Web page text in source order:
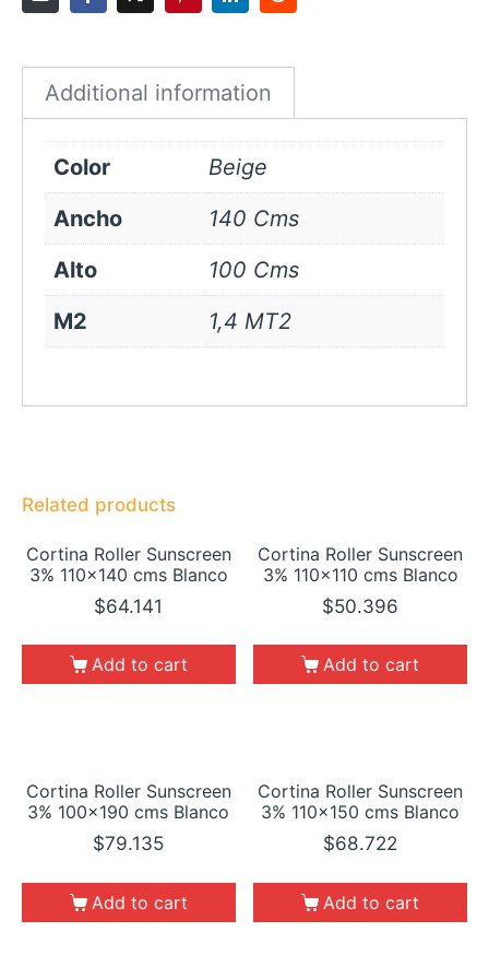
Additional information
Color
Beige
Ancho
140 Cms
Alto
100 Cms
M2
1,4 MT2
Related products
Cortina Roller Sunscreen
3% 110×140 cms Blanco
$64.141
Add to cart
Cortina Roller Sunscreen
3% 110×110 cms Blanco
$50.396
Add to cart
Cortina Roller Sunscreen
3% 100×190 cms Blanco
$79.135
Add to cart
Cortina Roller Sunscreen
3% 110×150 cms Blanco
$68.722
Add to cart